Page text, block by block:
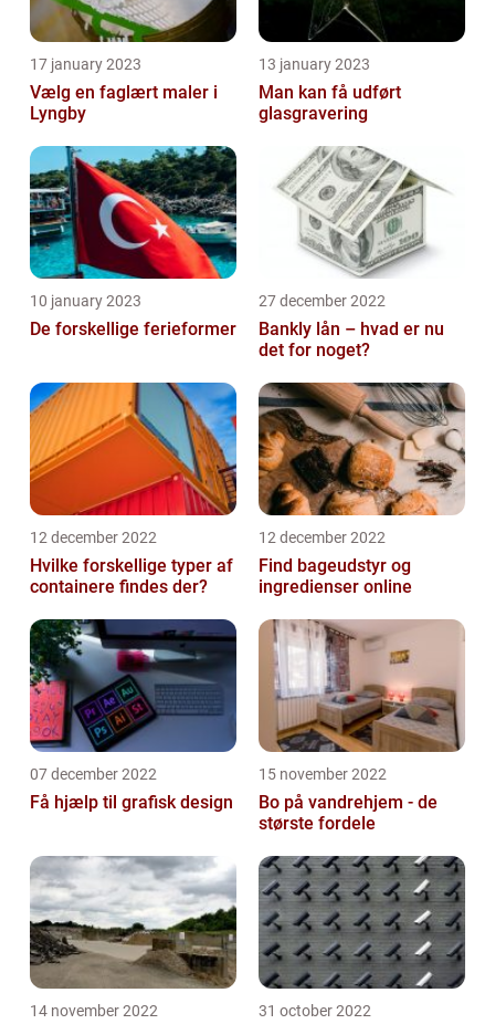
17 january 2023
Vælg en faglært maler i
Lyngby
13 january 2023
Man kan få udført
glasgravering
10 january 2023
De forskellige ferieformer
27 december 2022
Bankly lån – hvad er nu
det for noget?
12 december 2022
Hvilke forskellige typer af
containere findes der?
12 december 2022
Find bageudstyr og
ingredienser online
07 december 2022
Få hjælp til grafisk design
15 november 2022
Bo på vandrehjem - de
største fordele
14 november 2022 31 october 2022